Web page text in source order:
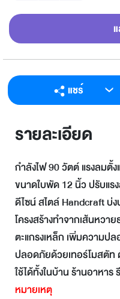
แชร์
Facebook
Email
รายละเอียด
กำลังไฟ 90 วัตต์ แรงลมตั้
ขนาดใบพัด 12 นิ้ว ปรับแร
ดีไซน์ สไตล์ Handcraft
โครงสร้างทำจากเส้นหวา
ตะแกรงเหล็ก เพิ่มความป
ปลอดภัยด้วยเทอร์โมสตัท
ใช้ได้ทั้งในบ้าน ร้านอาหาร
หมายเหตุ